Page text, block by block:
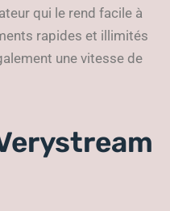
qui le rend facile à
rapides et illimités
une vitesse de